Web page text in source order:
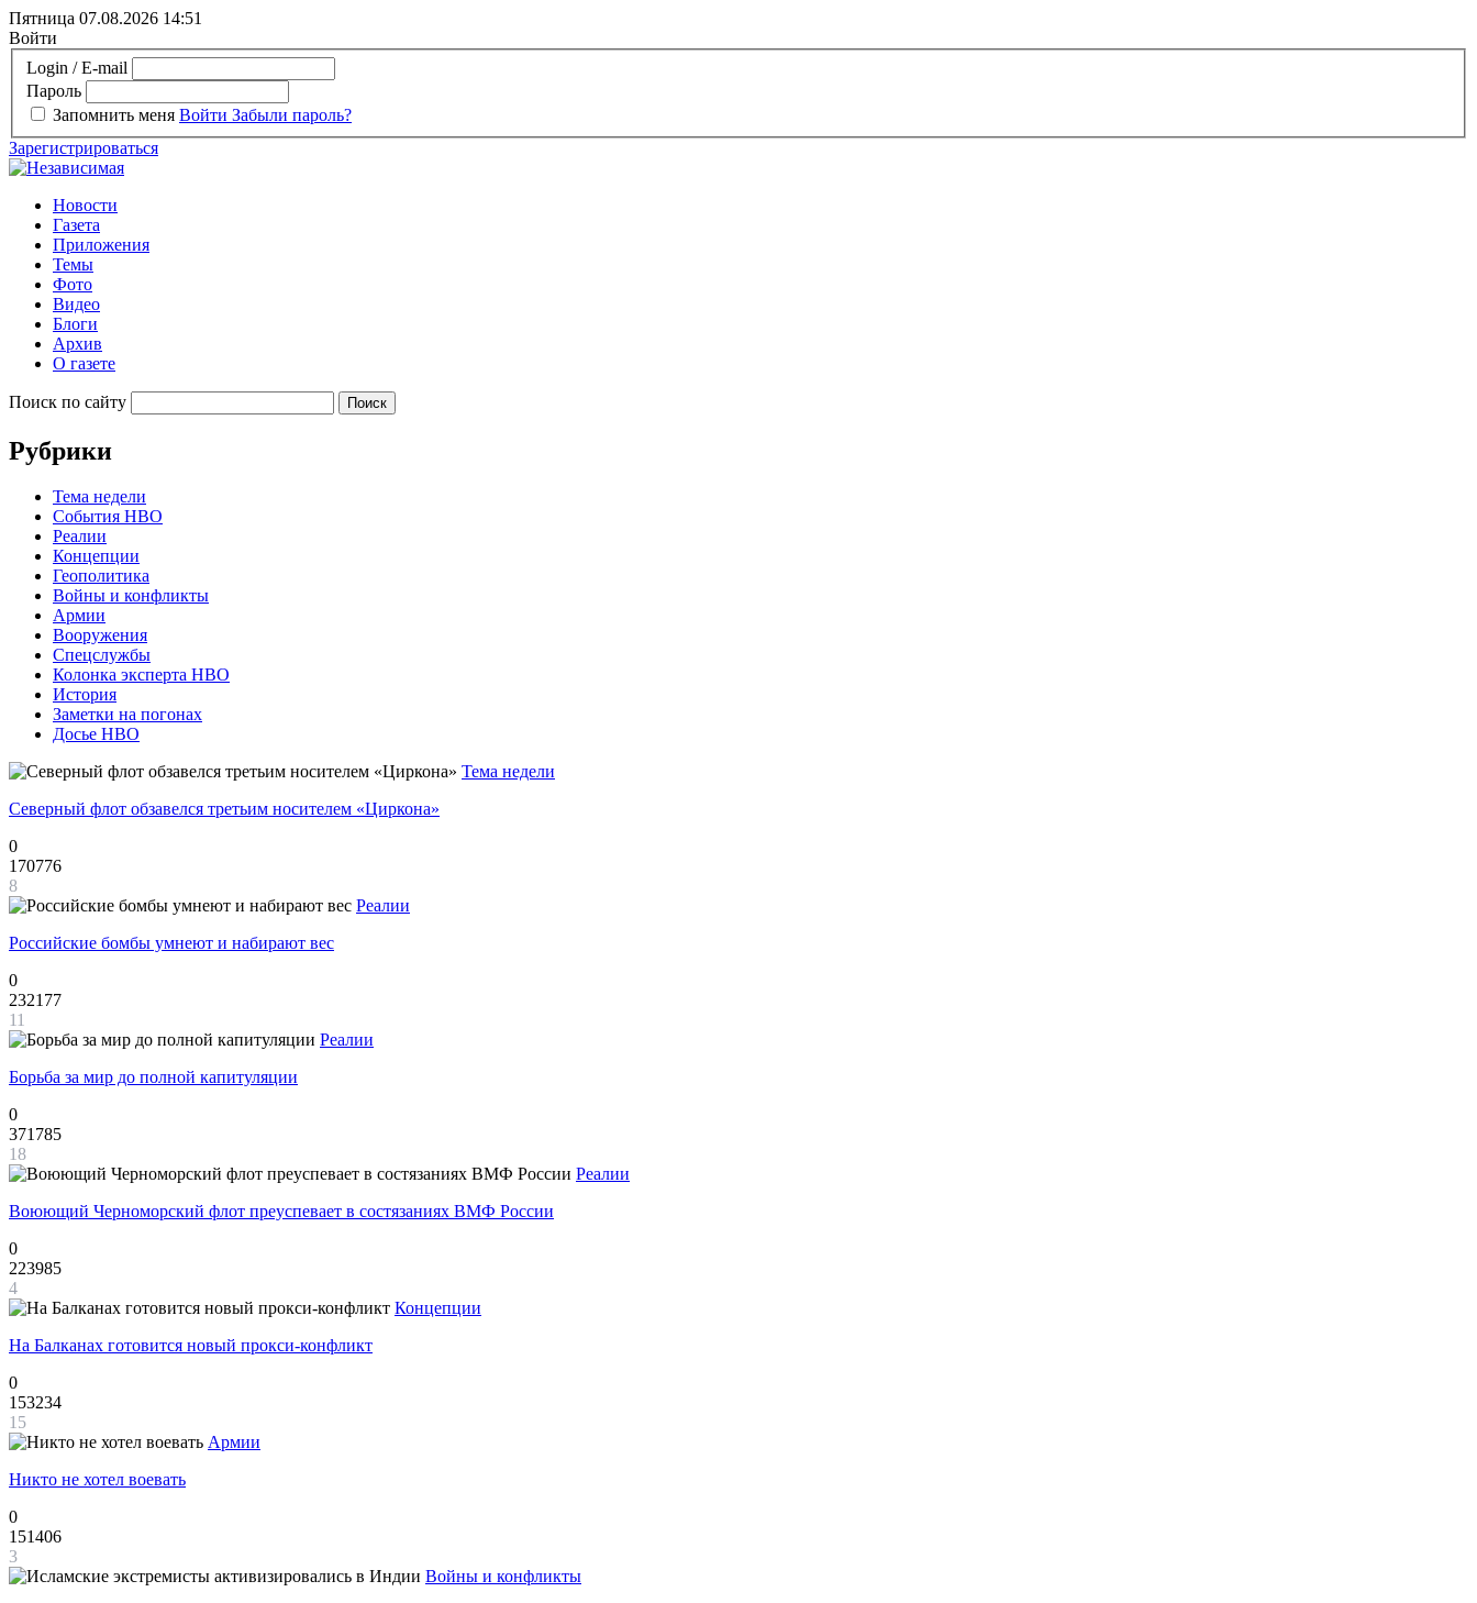
Пятница 07.08.2026 14:51
Войти
Login / E-mail
Пароль
Запомнить меня Войти Забыли пароль?
Зарегистрироваться
Новости
Газета
Приложения
Темы
Фото
Видео
Блоги
Архив
О газете
Поиск по сайту
Рубрики
Тема недели
События НВО
Реалии
Концепции
Геополитика
Войны и конфликты
Армии
Вооружения
Спецслужбы
Колонка эксперта НВО
История
Заметки на погонах
Досье НВО
Тема недели
Северный флот обзавелся третьим носителем «Циркона»
0
170776
8
Реалии
Российские бомбы умнеют и набирают вес
0
232177
11
Реалии
Борьба за мир до полной капитуляции
0
371785
18
Реалии
Воюющий Черноморский флот преуспевает в состязаниях ВМФ России
0
223985
4
Концепции
На Балканах готовится новый прокси-конфликт
0
153234
15
Армии
Никто не хотел воевать
0
151406
3
Войны и конфликты